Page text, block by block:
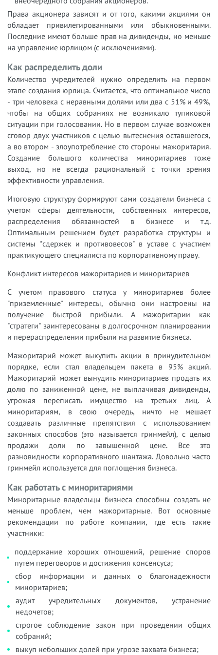
Права акционера зависят и от того, какими акциями он
обладает привилегированными или обыкновенными.
Последние имеют больше прав на дивиденды, но меньше
на управление юрлицом (с исключениями).
Как распределить доли
Количество учредителей нужно определить на первом
этапе создания юрлица. Считается, что оптимальное число
- три человека с неравными долями или два с 51% и 49%,
чтобы на общих собраниях не возникало тупиковой
ситуации при голосовании. Но в первом случае возможен
сговор двух участников с целью вытеснения оставшегося,
а во втором - злоупотребление сто стороны мажоритария.
Создание большого количества миноритариев тоже
выход, но не всегда рациональный с точки зрения
эффективности управления.
Итоговую структуру формируют сами создатели бизнеса с
учетом сферы деятельности, собственных интересов,
распределения обязанностей в бизнесе и т.д.
Оптимальным решением будет разработка структуры и
системы "сдержек и противовесов" в уставе с участием
практикующего специалиста по корпоративному праву.
Конфликт интересов мажоритариев и миноритариев
С учетом правового статуса у миноритариев более
"приземленные" интересы, обычно они настроены на
получение быстрой прибыли. А мажоритарии как
"стратеги" заинтересованы в долгосрочном планировании
и перераспределении прибыли на развитие бизнеса.
Мажоритарий может выкупить акции в принудительном
порядке, если стал владельцем пакета в 95% акций.
Мажоритарий может вынудить миноритариев продать их
долю по заниженной цене, не выплачивая дивиденды,
угрожая переписать имущество на третьих лиц. А
миноритариям, в свою очередь, ничто не мешает
создавать различные препятствия с использованием
законных способов (это называется гринмейл), с целью
продажи доли по завышенной цене. Все это
разновидности корпоративного шантажа. Довольно часто
гринмейл используется для поглощения бизнеса.
Как работать с миноритариями
Миноритарные владельцы бизнеса способны создать не
меньше проблем, чем мажоритарные. Вот основные
рекомендации по работе компании, где есть такие
участники:
поддержание хороших отношений, решение споров
путем переговоров и достижения консенсуса;
сбор информации и данных о благонадежности
миноритариев;
аудит учредительных документов, устранение
недочетов;
строгое соблюдение закон при проведении общих
собраний;
выкуп небольших долей при угрозе захвата бизнеса;